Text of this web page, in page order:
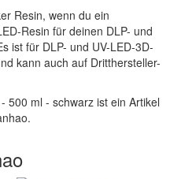
Resin, wenn du ein
Resin für deinen DLP- und
ist für DLP- und UV-LED-3D-
kann auch auf Dritthersteller-
500 ml - schwarz ist ein Artikel